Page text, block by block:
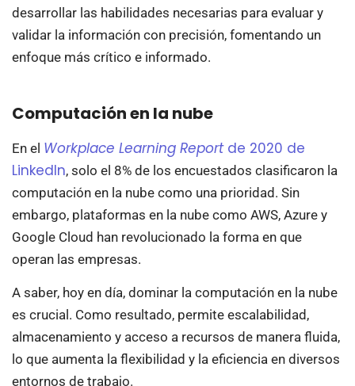
desarrollar las habilidades necesarias para evaluar y
validar la información con precisión, fomentando un
enfoque más crítico e informado.
Computación en la nube
En el Workplace Learning Reportde 2020 de
LinkedIn, solo el 8% de los encuestados clasificaron la
computación en la nube como una prioridad. Sin
embargo, plataformas en la nube como AWS, Azure y
Google Cloud han revolucionado la forma en que
operan las empresas.
A saber, hoy en día, dominar la computación en la nube
es crucial. Como resultado, permite escalabilidad,
almacenamiento y acceso a recursos de manera fluida,
lo que aumenta la flexibilidad y la eficiencia en diversos
entornos de trabajo.